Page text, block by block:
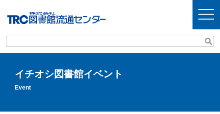
t
o
g
l
e
イチオシ図書館イベント
Event